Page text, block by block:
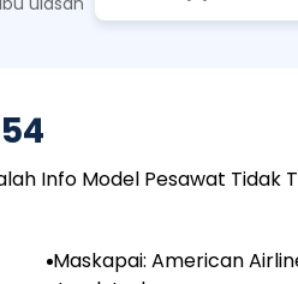
Info Model Pesawat
Maskapai: American